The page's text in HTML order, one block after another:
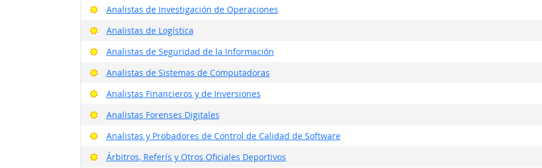
Analistas de Investigación de Operaciones
Buenas perspectivas
Analistas de Logística
Buenas perspectivas
Analistas de Seguridad de la Información
Buenas perspectivas
Analistas de Sistemas de Computadoras
Buenas perspectivas
Analistas Financieros y de Inversiones
Buenas perspectivas
Analistas Forenses Digitales
Buenas perspectivas
Analistas y Probadores de Control de Calidad de Software
Buenas perspectivas
Árbitros, Referís y Otros Oficiales Deportivos
Buenas perspectivas